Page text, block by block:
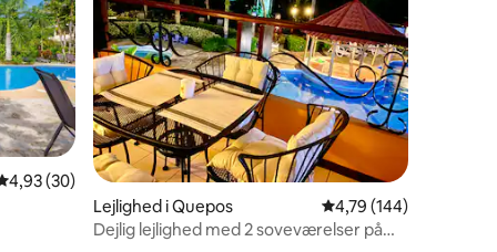
omtaler
ud af 5 i gennemsnitlig bedømmelse, 30 omtaler
4,93 (30)
Lejlighed i Quepos 4,79 ud af 5 i
4,79 (144)
Dejlig lejlighed med 2 soveværelser på